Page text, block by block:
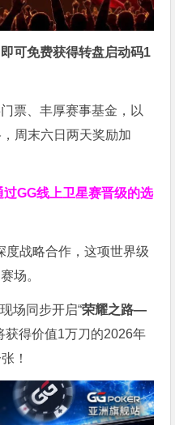
可免费获得转盘启动码1
票、丰厚赛事基金，以
周末六日两天奖励加
过GG线上卫星赛晋级的选
度战略合作，这项世界级
场。
场同步开启“荣耀之路—
获得价值1万刀的2026年
！